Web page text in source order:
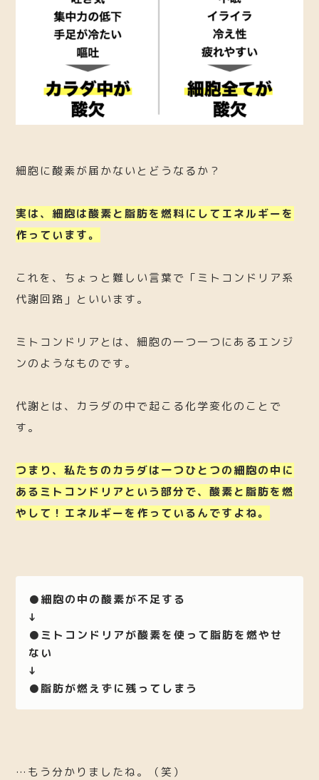
細胞に酸素が届かないとどうなるか？
実は、細胞は酸素と脂肪を燃料にしてエネルギーを
作っています。
これを、ちょっと難しい言葉で「ミトコンドリア系
代謝回路」といいます。
ミトコンドリアとは、細胞の一つ一つにあるエンジ
ンのようなものです。
代謝とは、カラダの中で起こる化学変化のことで
す。
つまり、私たちのカラダは一つひとつの細胞の中に
あるミトコンドリアという部分で、酸素と脂肪を燃
やして！エネルギーを作っているんですよね。
●細胞の中の酸素が不足する
↓
●ミトコンドリアが酸素を使って脂肪を燃やせ
ない
↓
●脂肪が燃えずに残ってしまう
…もう分かりましたね。（笑）